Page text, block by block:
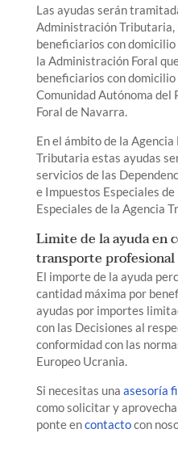
Las ayudas serán
Administración Tributaria,
beneficiarios con
la Administración Foral
beneficiarios con
Comunidad Autónoma del
Foral de Navarra.
En el ámbito de la
Tributaria estas ayudas
servicios de las
e Impuestos Especiales
Especiales de la Agencia
Limite de la ayuda en
transporte profesional
El importe de la ayuda
cantidad máxima por
ayudas por importes
con las Decisiones al
conformidad con las
Europeo Ucrania.
Si necesitas una asesoría
como solicitar y
ponte encontactocon